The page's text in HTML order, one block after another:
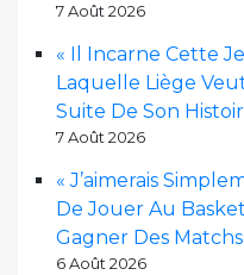
7 Août 2026
« Il Incarne Cette
Laquelle Liège
Suite De Son
7 Août 2026
« J’aimerais
De Jouer Au
Gagner Des Matchs
6 Août 2026